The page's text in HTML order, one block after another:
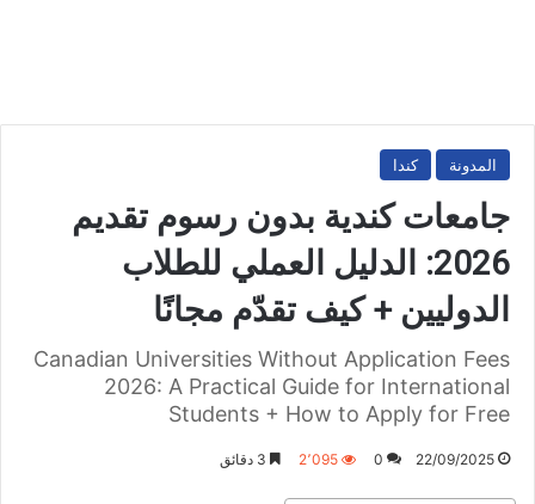
المدونة كندا
جامعات كندية بدون رسوم تقديم
2026: الدليل العملي للطلاب
الدوليين + كيف تقدّم مجانًا
Canadian Universities Without Application Fees
2026: A Practical Guide for International
Students + How to Apply for Free
22/09/2025
0 2٬095